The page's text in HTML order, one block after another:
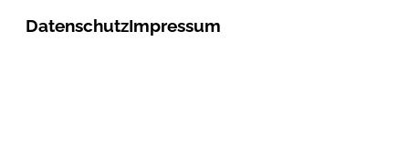
DatenschutzImpressum